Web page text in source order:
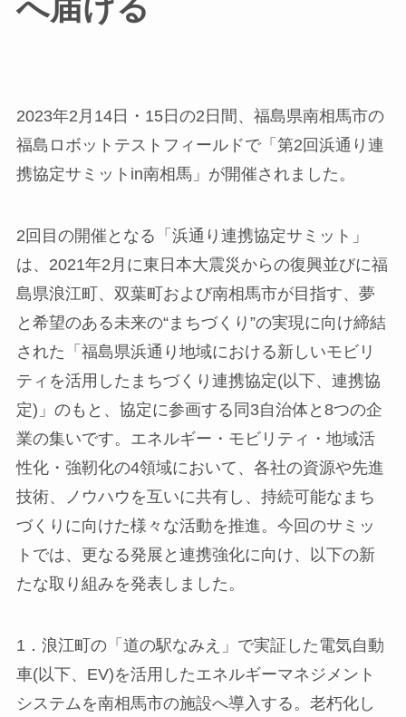
へ届ける
2023年2月14日・15日の2日間、福島県南相馬市の
福島ロボットテストフィールドで「第2回浜通り連
携協定サミットin南相馬」が開催されました。
2回目の開催となる「浜通り連携協定サミット」
は、2021年2月に東日本大震災からの復興並びに福
島県浪江町、双葉町および南相馬市が目指す、夢
と希望のある未来の“まちづくり”の実現に向け締結
された「福島県浜通り地域における新しいモビリ
ティを活用したまちづくり連携協定(以下、連携協
定)」のもと、協定に参画する同3自治体と8つの企
業の集いです。エネルギー・モビリティ・地域活
性化・強靭化の4領域において、各社の資源や先進
技術、ノウハウを互いに共有し、持続可能なまち
づくりに向けた様々な活動を推進。今回のサミッ
トでは、更なる発展と連携強化に向け、以下の新
たな取り組みを発表しました。
1．浪江町の「道の駅なみえ」で実証した電気自動
車(以下、EV)を活用したエネルギーマネジメント
システムを南相馬市の施設へ導入する。老朽化し